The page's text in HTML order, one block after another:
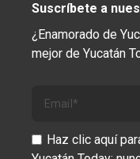
Suscríbete a
¿Enamorado de
mejor de Yucatán
Haz clic aquí